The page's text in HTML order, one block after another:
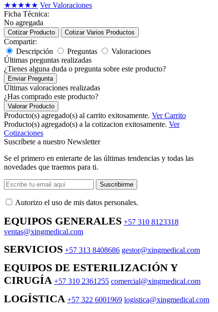
★★★★★ Ver Valoraciones
Ficha Técnica:
No agregada
Cotizar Producto Cotizar Varios Productos
Compartir:
Descripción
Preguntas
Valoraciones
Últimas preguntas realizadas
¿Tienes alguna duda o pregunta sobre este producto?
Enviar Pregunta
Últimas valoraciones realizadas
¿Has comprado este producto?
Valorar Producto
Producto(s) agregado(s) al carrito exitosamente. Ver Carrito
Producto(s) agregado(s) a la cotizacion exitosamente. Ver
Cotizaciones
Suscríbete a nuestro Newsletter
Se el primero en enterarte de las últimas tendencias y todas las
novedades que traemos para ti.
Suscribirme
Autorizo ​​el uso de mis datos personales.
EQUIPOS GENERALES +57 310 8123318
ventas@xingmedical.com
SERVICIOS +57 313 8408686 gestor@xingmedical.com
EQUIPOS DE ESTERILIZACIÓN Y
CIRUGÍA +57 310 2361255 comercial@xingmedical.com
LOGÍSTICA +57 322 6001969 logistica@xingmedical.com